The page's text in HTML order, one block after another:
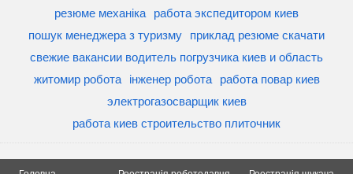
резюме механіка
работа экспедитором киев
пошук менеджера з туризму
приклад резюме скачати
свежие вакансии водитель погрузчика киев и область
житомир робота
інженер робота
работа повар киев
электрогазосварщик киев
работа киев строительство плиточник